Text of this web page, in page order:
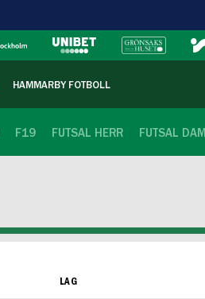
HAMMARBY FOTBOLL
F19 FUTSAL HERR FUTSAL DAM
LAG